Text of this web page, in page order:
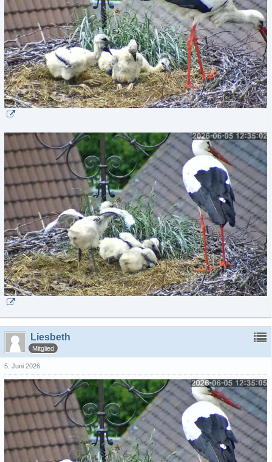
Liesbeth
Mitglied
5. Juni 2026